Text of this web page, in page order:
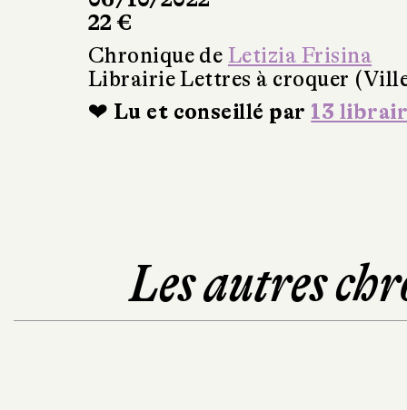
22 €
Chronique de Letizia Frisina
Librairie Lettres à croquer
❤ Lu et conseillé par 13
Les autres